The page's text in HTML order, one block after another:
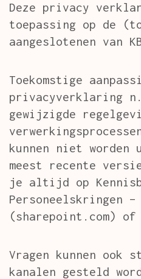
Deze privacy
toepassing op de
aangeslotenen van
Toekomstige
privacyverklaring
gewijzigde
kunnen niet worden
meest recente
je altijd op
Personeelskringen
(sharepoint.com) of
Vragen kunnen ook
kanalen gesteld